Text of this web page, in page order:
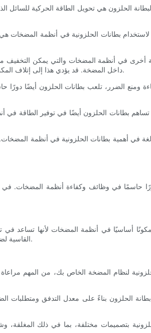
الحلزون هي تحويل الطاقة الحركية
لاستخدام بطانات الحلزونية في أنظمة
أخرى في أنظمة المضخات والتي يمكن التخفيف
داخل المضخة. قد يؤدي هذا إلى إتلاف المكره والمكونات الأخرى للمضخة. من خلال استخدام بطانة حلزونية، يمكن التحكم في ضغط السائل بعناية، مما يقلل من احتمالية حدوث التجويف.
ومنع الضرر، تلعب بطانات الحلزون أيضًا
بطانات الحلزون أيضًا في توفير الطاقة في
في أهمية بطانات الحلزونية في أنظمة
حاسمًا في وظائف وكفاءة أنظمة المضخات. في
أساسيًا في أنظمة المضخات لأنها تساعد
القاسية لضخ السوائل الكاشطة أو المسببة للتآكل. تم تصميم بطانات الحلزونية لزيادة كفاءة المضخة عن طريق تقليل الاضطرابات وتعظيم معدلات التدفق.